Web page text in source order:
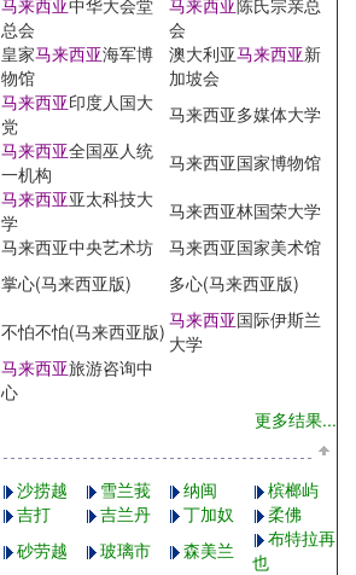
马来西亚中华大会堂
总会
马来西亚陈氏宗亲总
会
皇家马来西亚海军博
物馆
澳大利亚马来西亚新
加坡会
马来西亚印度人国大
党
马来西亚多媒体大学
马来西亚全国巫人统
一机构
马来西亚国家博物馆
马来西亚亚太科技大
学
马来西亚林国荣大学
马来西亚中央艺术坊
马来西亚国家美术馆
掌心(马来西亚版)
多心(马来西亚版)
不怕不怕(马来西亚版) 马来西亚国际伊斯兰
大学
马来西亚旅游咨询中
心
更多结果...
沙捞越 雪兰莪 纳闽
槟榔屿
吉打 吉兰丹 丁加奴
柔佛
砂劳越 玻璃市 森美兰
布特拉再
也